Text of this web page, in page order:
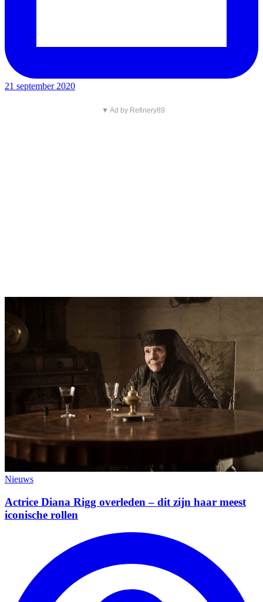
21 september 2020
▼ Ad by Refinery89
Nieuws
Actrice Diana Rigg overleden – dit zijn haar meest
iconische rollen